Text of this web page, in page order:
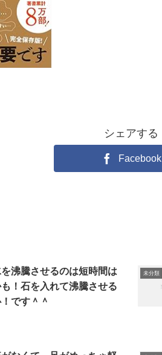
シェアする
Facebook
沸騰させるのは短時間は
！石を入れて沸騰させる
です＾＾
未分類